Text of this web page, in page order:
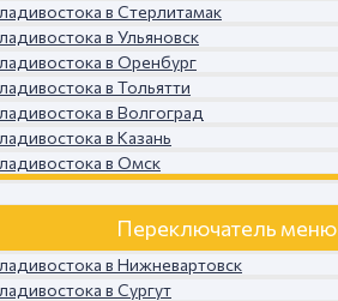
в Стерлитамак
в Ульяновск
в Оренбург
в Тольятти
в Волгоград
в Казань
в Омск
Переключатель меню
в Нижневартовск
в Сургут